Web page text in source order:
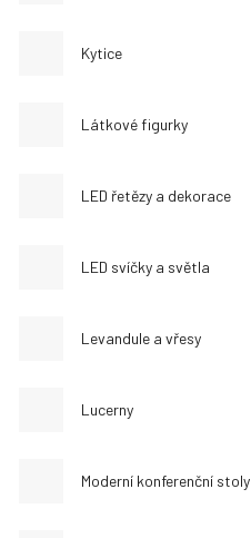
Kytice
Látkové figurky
LED řetězy a dekorace
LED svíčky a světla
Levandule a vřesy
Lucerny
Moderní konferenční stoly